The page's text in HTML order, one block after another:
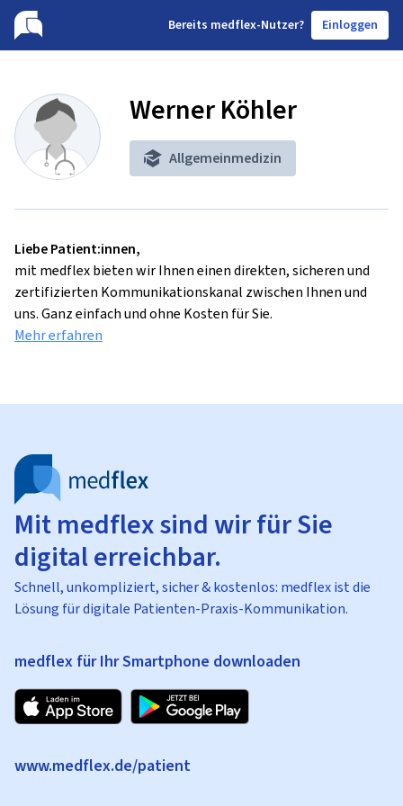
Bereits medflex-Nutzer? Einloggen
Werner Köhler
Allgemeinmedizin
Liebe Patient:innen,
mit medflex bieten wir Ihnen einen direkten, sicheren und
zertifizierten Kommunikationskanal zwischen Ihnen und
uns. Ganz einfach und ohne Kosten für Sie.
Mehr erfahren
Mit medflex sind wir für Sie
digital erreichbar.
Schnell, unkompliziert, sicher & kostenlos: medflex ist die
Lösung für digitale Patienten-Praxis-Kommunikation.
medflex für Ihr Smartphone downloaden
www.medflex.de/patient